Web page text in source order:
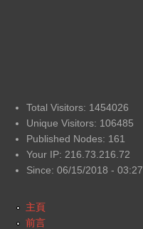
Total Visitors: 1454026
Unique Visitors: 106485
Published Nodes: 161
Your IP: 216.73.216.72
Since: 06/15/2018 - 03:27
主頁
前言